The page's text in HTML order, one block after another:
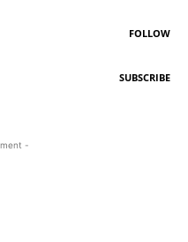
FOLLOW
SUBSCRIBE
-